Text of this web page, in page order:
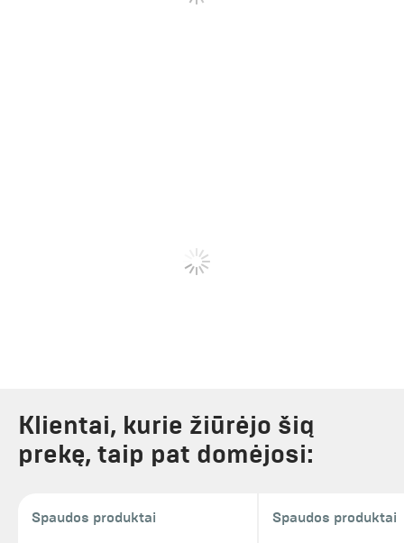
Klientai, kurie žiūrėjo šią
prekę, taip pat domėjosi:
Spaudos produktai Spaudos produktai